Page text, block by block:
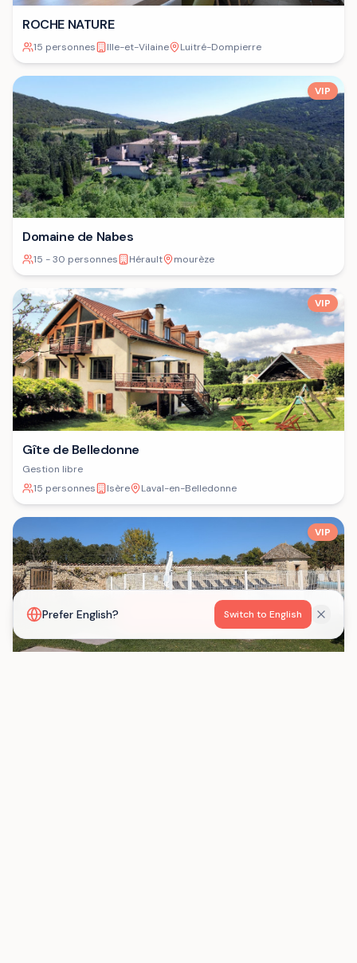
Prefer English? Switch to English
ROCHE NATURE
15 personnes Ille-et-Vilaine Luitré-Dompierre
VIP
Domaine de Nabes
15 - 30 personnes Hérault mourèze
VIP
Gîte de Belledonne
Gestion libre
15 personnes
Isère Laval-en-Belledonne
VIP
Voir la carte